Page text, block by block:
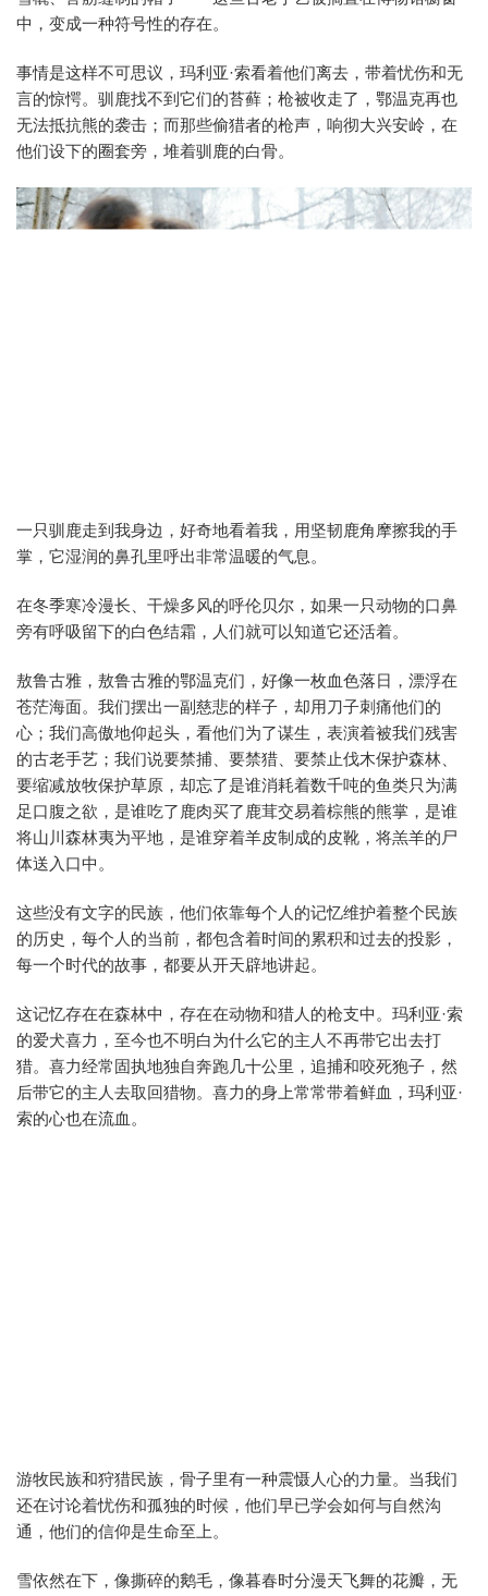
中，变成一种符号性的存在。
事情是这样不可思议，玛利亚·索看着他们离去，带着忧伤和无
言的惊愕。驯鹿找不到它们的苔藓；枪被收走了，鄂温克再也
无法抵抗熊的袭击；而那些偷猎者的枪声，响彻大兴安岭，在
他们设下的圈套旁，堆着驯鹿的白骨。
一只驯鹿走到我身边，好奇地看着我，用坚韧鹿角摩擦我的手
掌，它湿润的鼻孔里呼出非常温暖的气息。
在冬季寒冷漫长、干燥多风的呼伦贝尔，如果一只动物的口鼻
旁有呼吸留下的白色结霜，人们就可以知道它还活着。
敖鲁古雅，敖鲁古雅的鄂温克们，好像一枚血色落日，漂浮在
苍茫海面。我们摆出一副慈悲的样子，却用刀子刺痛他们的
心；我们高傲地仰起头，看他们为了谋生，表演着被我们残害
的古老手艺；我们说要禁捕、要禁猎、要禁止伐木保护森林、
要缩减放牧保护草原，却忘了是谁消耗着数千吨的鱼类只为满
足口腹之欲，是谁吃了鹿肉买了鹿茸交易着棕熊的熊掌，是谁
将山川森林夷为平地，是谁穿着羊皮制成的皮靴，将羔羊的尸
体送入口中。
这些没有文字的民族，他们依靠每个人的记忆维护着整个民族
的历史，每个人的当前，都包含着时间的累积和过去的投影，
每一个时代的故事，都要从开天辟地讲起。
这记忆存在在森林中，存在在动物和猎人的枪支中。玛利亚·索
的爱犬喜力，至今也不明白为什么它的主人不再带它出去打
猎。喜力经常固执地独自奔跑几十公里，追捕和咬死狍子，然
后带它的主人去取回猎物。喜力的身上常常带着鲜血，玛利亚·
索的心也在流血。
游牧民族和狩猎民族，骨子里有一种震慑人心的力量。当我们
还在讨论着忧伤和孤独的时候，他们早已学会如何与自然沟
通，他们的信仰是生命至上。
雪依然在下，像撕碎的鹅毛，像暮春时分漫天飞舞的花瓣，无